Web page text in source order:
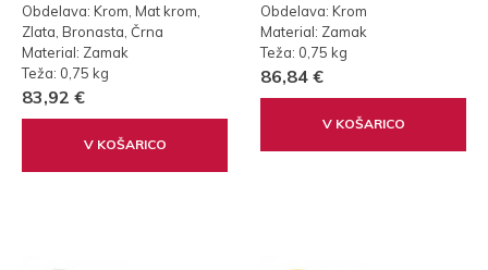
Obdelava: Krom, Mat krom,
Zlata, Bronasta, Črna
Material: Zamak
Teža: 0,75 kg
83,92 €
V KOŠARICO
Obdelava: Krom
Material: Zamak
Teža: 0,75 kg
86,84 €
V KOŠARICO